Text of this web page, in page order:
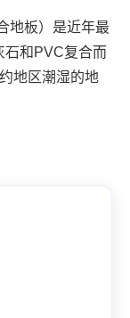
地板）是近年最
石和PVC复合而
地区潮湿的地